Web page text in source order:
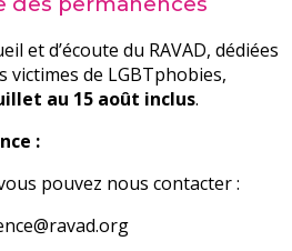
et d’écoute du RAVAD, dédiées
victimes de LGBTphobies,
au 15 août inclus.
:
pouvez nous contacter :